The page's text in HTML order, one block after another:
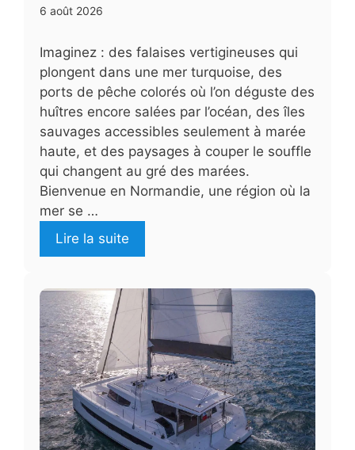
6 août 2026
Imaginez : des falaises vertigineuses qui
plongent dans une mer turquoise, des
ports de pêche colorés où l’on déguste des
huîtres encore salées par l’océan, des îles
sauvages accessibles seulement à marée
haute, et des paysages à couper le souffle
qui changent au gré des marées.
Bienvenue en Normandie, une région où la
mer se …
Lire la suite